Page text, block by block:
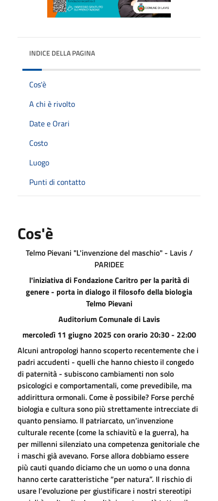
INDICE DELLA PAGINA
Cos'è
A chi è rivolto
Date e Orari
Costo
Luogo
Punti di contatto
Cos'è
Telmo Pievani "L'invenzione del maschio" - Lavis /
PARIDEE
l'iniziativa di Fondazione Caritro per la parità di
genere - porta in dialogo il filosofo della biologia
Telmo Pievani
Auditorium Comunale di Lavis
mercoledì 11 giugno 2025 con orario 20:30 - 22:00
Alcuni antropologi hanno scoperto recentemente che i
padri accudenti - quelli che hanno chiesto il congedo
di paternità - subiscono cambiamenti non solo
psicologici e comportamentali, come prevedibile, ma
addirittura ormonali. Come è possibile? Forse perché
biologia e cultura sono più strettamente intrecciate di
quanto pensiamo. Il patriarcato, un’invenzione
culturale recente (come la schiavitù e la guerra), ha
per millenni silenziato una competenza genitoriale che
i maschi già avevano. Forse allora dobbiamo essere
più cauti quando diciamo che un uomo o una donna
hanno certe caratteristiche “per natura”. Il rischio di
usare l’evoluzione per giustificare i nostri stereotipi